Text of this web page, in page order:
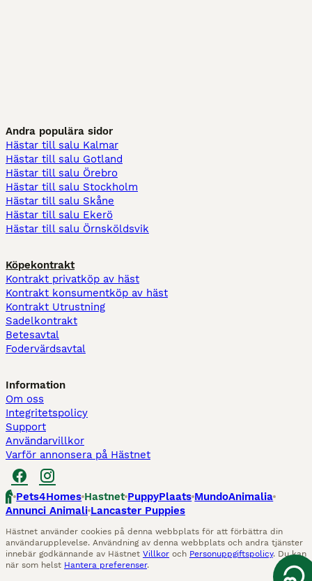
Andra populära sidor
Hästar till salu Kalmar
Hästar till salu Gotland
Hästar till salu Örebro
Hästar till salu Stockholm
Hästar till salu Skåne
Hästar till salu Ekerö
Hästar till salu Örnsköldsvik
Köpekontrakt
Kontrakt privatköp av häst
Kontrakt konsumentköp av häst
Kontrakt Utrustning
Sadelkontrakt
Betesavtal
Fodervärdsavtal
Information
Om oss
Integritetspolicy
Support
Användarvillkor
Varför annonsera på Hästnet
Pets4Homes Hastnet PuppyPlaats MundoAnimalia
Annunci Animali Lancaster Puppies
Hästnet använder cookies på denna webbplats för att förbättra din
användarupplevelse. Användning av denna webbplats och andra tjänster
innebär godkännande av Hästnet Villkor och Personuppgiftspolicy. Du kan
när som helst Hantera preferenser.